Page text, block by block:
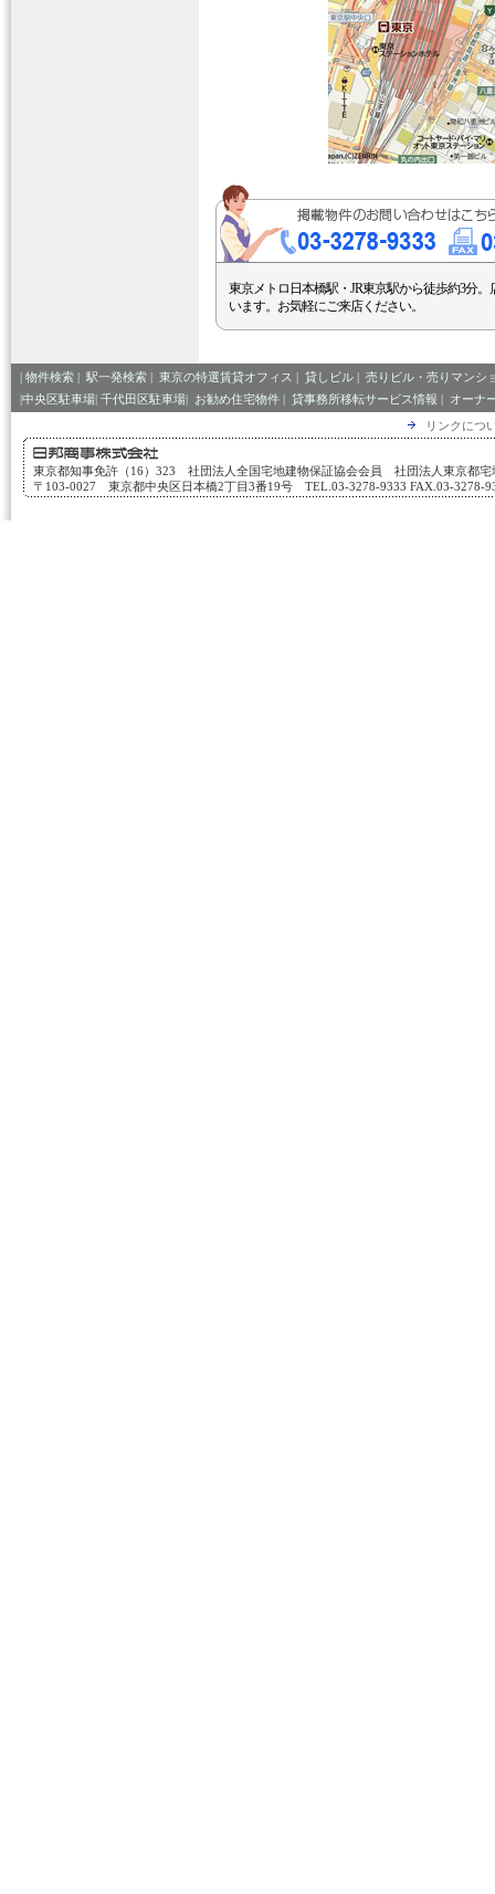
東京メトロ日本橋駅・JR東京駅から徒歩約3分。
います。お気軽にご来店ください。
| 物件検索 | 駅一発検索 | 東京の特選賃貸オフィス | 貸しビル | 売りビル・売りマンシ
|中央区駐車場| 千代田区駐車場| お勧め住宅物件 | 貸事務所移転サービス情報 | オーナ
リンクにつ
東京都知事免許（16）323 社団法人全国宅地建物保証協会会員 社団法人東京都宅
〒103-0027 東京都中央区日本橋2丁目3番19号 TEL.03-3278-9333 FAX.03-3278-